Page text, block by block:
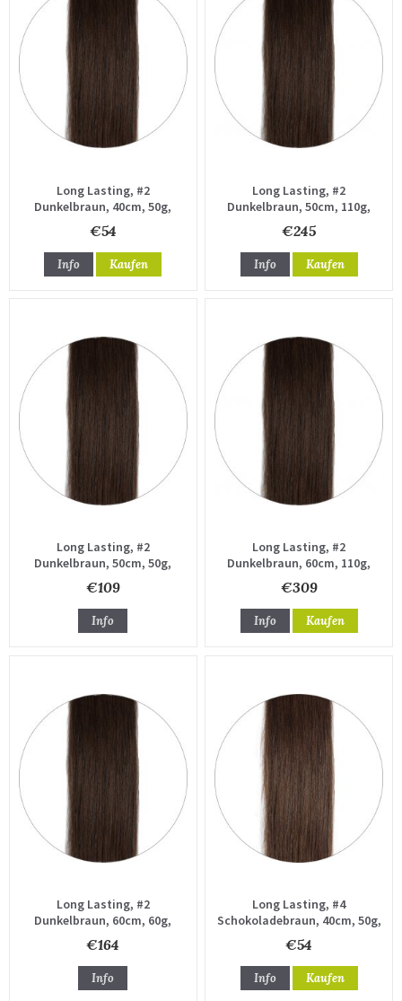
Long Lasting, #2
Dunkelbraun, 40cm, 50g,
Haartressen
€54
Info Kaufen
Long Lasting, #2
Dunkelbraun, 50cm, 110g,
Haartressen
€245
Info Kaufen
Long Lasting, #2
Dunkelbraun, 50cm, 50g,
Haartressen
€109
Info
Long Lasting, #2
Dunkelbraun, 60cm, 110g,
Haartressen
€309
Info Kaufen
Long Lasting, #2
Dunkelbraun, 60cm, 60g,
Haartressen
€164
Info
Long Lasting, #4
Schokoladebraun, 40cm, 50g,
Haartressen
€54
Info Kaufen